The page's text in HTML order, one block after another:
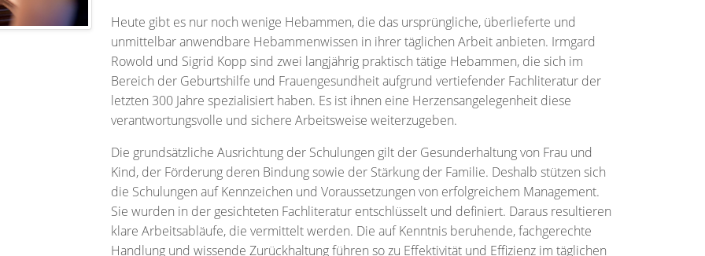
Heute gibt es nur noch wenige Hebammen, die das ursprüngliche, überlieferte und
unmittelbar anwendbare Hebammenwissen in ihrer täglichen Arbeit anbieten. Irmgard
Rowold und Sigrid Kopp sind zwei langjährig praktisch tätige Hebammen, die sich im
Bereich der Geburtshilfe und Frauengesundheit aufgrund vertiefender Fachliteratur der
letzten 300 Jahre spezialisiert haben. Es ist ihnen eine Herzensangelegenheit diese
verantwortungsvolle und sichere Arbeitsweise weiterzugeben.
Die grundsätzliche Ausrichtung der Schulungen gilt der Gesunderhaltung von Frau und
Kind, der Förderung deren Bindung sowie der Stärkung der Familie. Deshalb stützen sich
die Schulungen auf Kennzeichen und Voraussetzungen von erfolgreichem Management.
Sie wurden in der gesichteten Fachliteratur entschlüsselt und definiert. Daraus resultieren
klare Arbeitsabläufe, die vermittelt werden. Die auf Kenntnis beruhende, fachgerechte
Handlung und wissende Zurückhaltung führen so zu Effektivität und Effizienz im täglichen